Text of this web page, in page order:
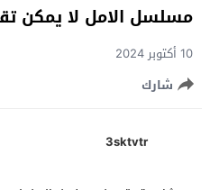
مسلسل الامل لا يمكن
10 أكتوبر 2024
شارك
3sktvtr